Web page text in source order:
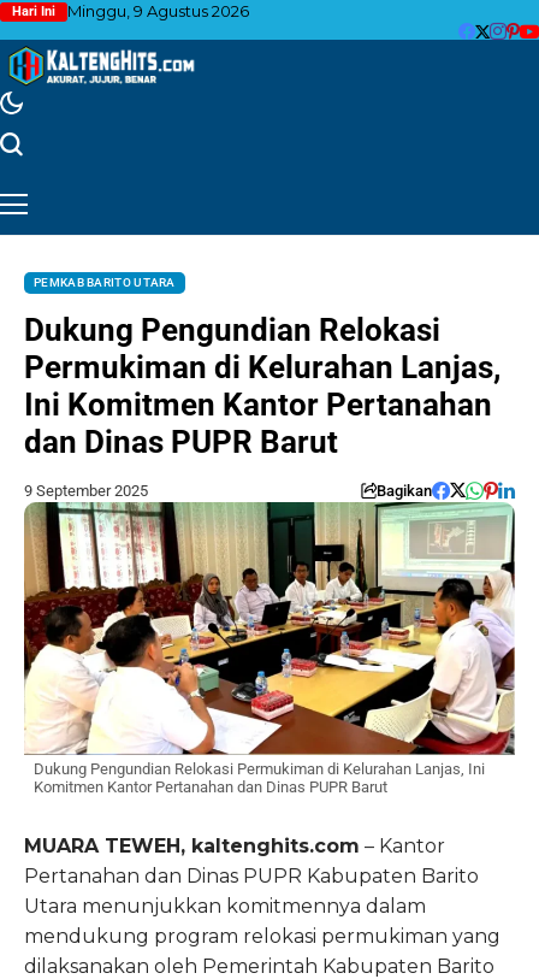
Hari Ini Minggu, 9 Agustus 2026
PEMKAB BARITO UTARA
Dukung Pengundian Relokasi
Permukiman di Kelurahan Lanjas,
Ini Komitmen Kantor Pertanahan
dan Dinas PUPR Barut
9 September 2025 Bagikan
Dukung Pengundian Relokasi Permukiman di Kelurahan Lanjas, Ini
Komitmen Kantor Pertanahan dan Dinas PUPR Barut
MUARA TEWEH, kaltenghits.com – Kantor
Pertanahan dan Dinas PUPR Kabupaten Barito
Utara menunjukkan komitmennya dalam
mendukung program relokasi permukiman yang
dilaksanakan oleh Pemerintah Kabupaten Barito